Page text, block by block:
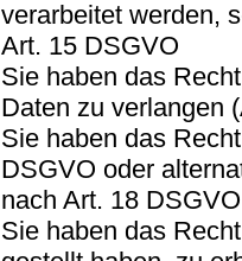
verarbeitet werden,
Art. 15 DSGVO
Sie haben das
Daten zu verlangen
Sie haben das
DSGVO oder
nach Art. 18
Sie haben das